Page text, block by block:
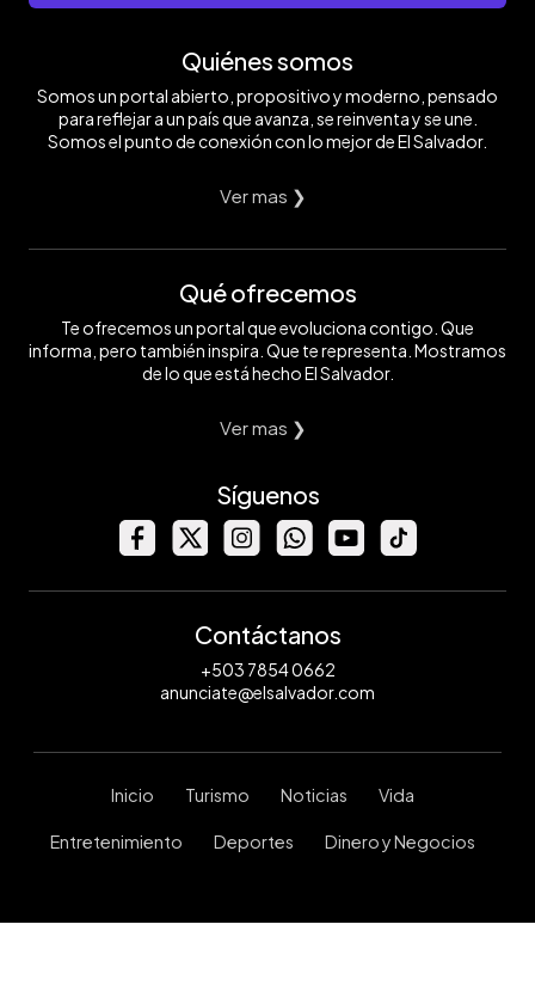
Quiénes somos
Somos un portal abierto, propositivo y moderno, pensado
para reflejar a un país que avanza, se reinventa y se une.
Somos el punto de conexión con lo mejor de El Salvador.
Ver mas ❯
Qué ofrecemos
Te ofrecemos un portal que evoluciona contigo. Que
informa, pero también inspira. Que te representa. Mostramos
de lo que está hecho El Salvador.
Ver mas ❯
Síguenos
Contáctanos
+503 7854 0662
anunciate@elsalvador.com
Inicio Turismo Noticias Vida
Entretenimiento Deportes Dinero y Negocios